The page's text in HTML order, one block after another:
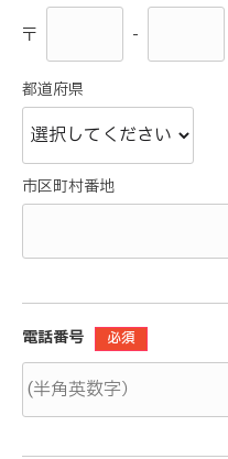
〒 -
都道府県
市区町村番地
電話番号 必須